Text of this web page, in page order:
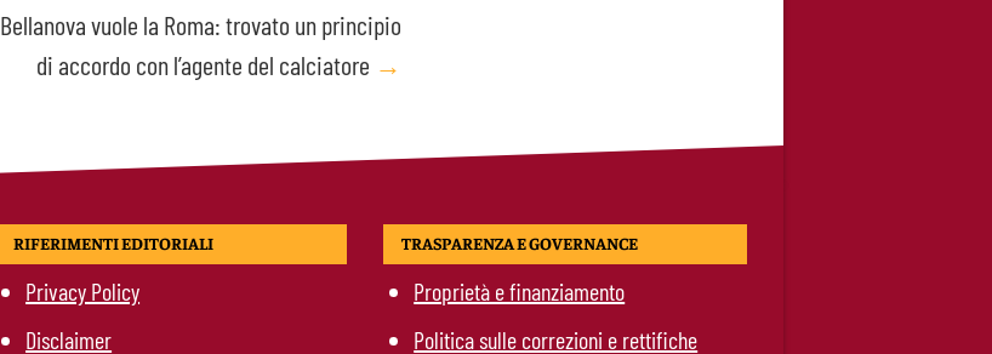
Bellanova vuole la Roma: trovato un principio
di accordo con l’agente del calciatore →
RIFERIMENTI EDITORIALI
Privacy Policy
Disclaimer
TRASPARENZA E GOVERNANCE
Proprietà e finanziamento
Politica sulle correzioni e rettifiche